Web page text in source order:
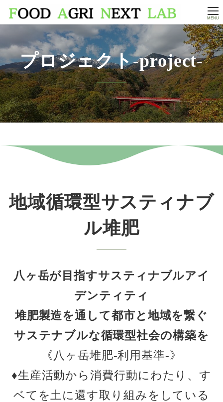
MENU
プロジェクト-project-
地域循環型サスティナブ
ル堆肥
八ヶ岳が目指すサスティナブルアイ
デンティティ
堆肥製造を通して都市と地域を繋ぐ
サステナブルな循環型社会の構築を
《八ヶ岳堆肥-利用基準-》
♦︎生産活動から消費行動にわたり、す
ベてを土に還す取り組みをしている